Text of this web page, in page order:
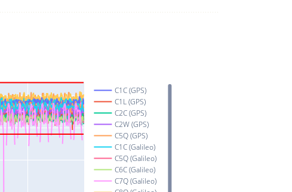
C1C (GPS)
C1L (GPS)
C2C (GPS)
C2W (GPS)
C5Q (GPS)
C1C (Galileo)
C5Q (Galileo)
C6C (Galileo)
C7Q (Galileo)